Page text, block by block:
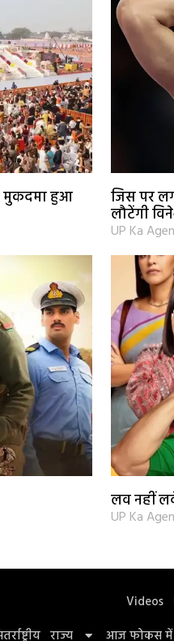
मुकदमा हुआ जिस पर
लौटेंगी
UP Ka
लव नहीं
UP Ka
Videos
राज्य आज फोकस में